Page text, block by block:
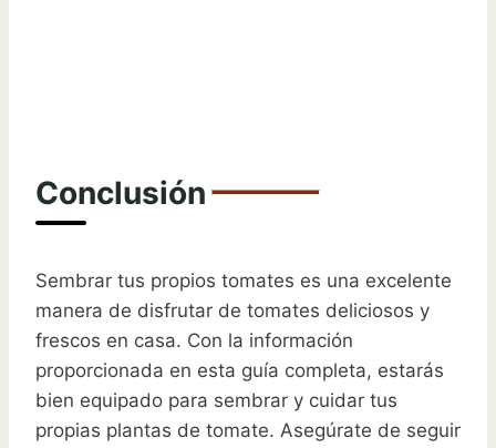
Conclusión
Sembrar tus propios tomates es una excelente
manera de disfrutar de tomates deliciosos y
frescos en casa. Con la información
proporcionada en esta guía completa, estarás
bien equipado para sembrar y cuidar tus
propias plantas de tomate. Asegúrate de seguir